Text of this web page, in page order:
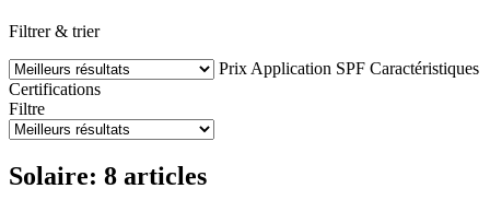
Filtrer & trier
Prix Application SPF Caractéristiques
Certifications
Filtre
Solaire: 8 articles